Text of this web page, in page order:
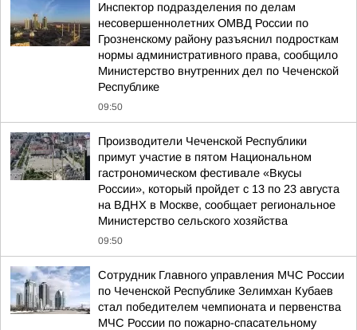
Инспектор подразделения по делам
несовершеннолетних ОМВД России по
Грозненскому району разъяснил подросткам
нормы административного права, сообщило
Министерство внутренних дел по Чеченской
Республике
09:50
Производители Чеченской Республики
примут участие в пятом Национальном
гастрономическом фестивале «Вкусы
России», который пройдет с 13 по 23 августа
на ВДНХ в Москве, сообщает региональное
Министерство сельского хозяйства
09:50
Сотрудник Главного управления МЧС России
по Чеченской Республике Зелимхан Кубаев
стал победителем чемпионата и первенства
МЧС России по пожарно-спасательному